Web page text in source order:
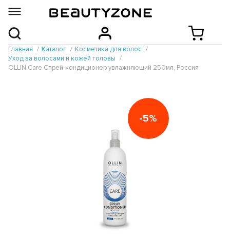
Главная Каталог
Косметика для волос
Уход за волосами и кожей головы
OLLIN Care Спрей-кондиционер увлажняющий 250мл, Россия
-5%